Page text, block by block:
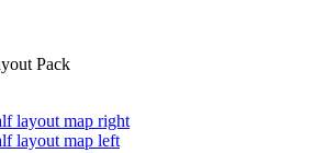
Pack
layout map right
layout map left